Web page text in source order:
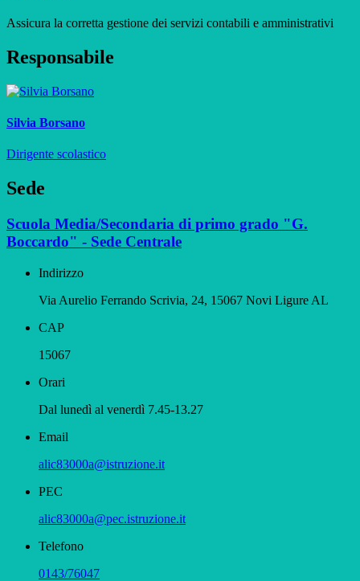
Assicura la corretta gestione dei servizi contabili e amministrativi
Responsabile
Silvia Borsano
Dirigente scolastico
Sede
Scuola Media/Secondaria di primo grado "G.
Boccardo" - Sede Centrale
Indirizzo
Via Aurelio Ferrando Scrivia, 24, 15067 Novi Ligure AL
CAP
15067
Orari
Dal lunedì al venerdì 7.45-13.27
Email
alic83000a@istruzione.it
PEC
alic83000a@pec.istruzione.it
Telefono
0143/76047